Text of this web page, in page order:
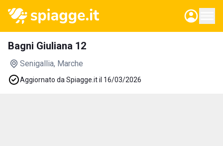
Bagni Giuliana 12
Senigallia, Marche
Aggiornato da Spiagge.it il 16/03/2026